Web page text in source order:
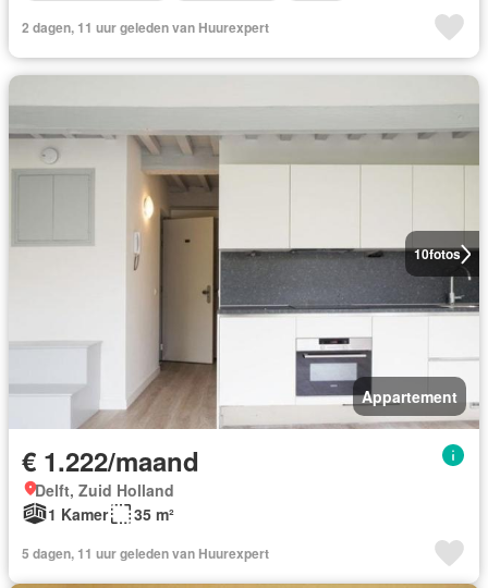
2 dagen, 11 uur geleden van Huurexpert
10fotos
Appartement
€ 1.222/maand
Delft, Zuid Holland
1 Kamer
35 m²
5 dagen, 11 uur geleden van Huurexpert